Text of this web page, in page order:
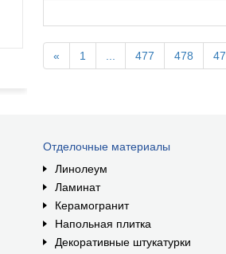
« 1 477 478
Отделочные материалы
Линолеум
Ламинат
Керамогранит
Напольная плитка
Декоративные штукатурки